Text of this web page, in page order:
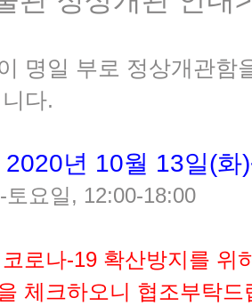
명일 부로 정상개관함
니다.
2020년 10월 13일(화
-토요일, 12:00-18:00
로나-19 확산방지를 위
체크하오니 협조부탁드